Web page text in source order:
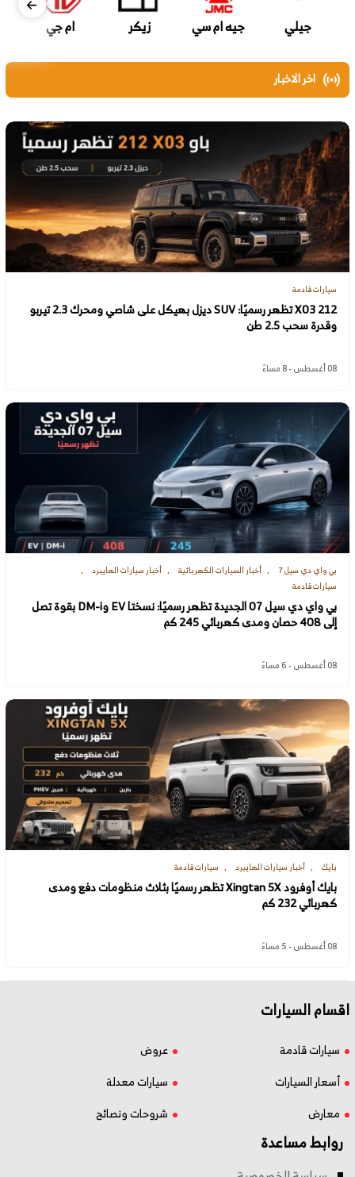
جيلي جيه ام سي زيكر ام جي
اخر الاخبار
سيارات قادمة
212 X03 تظهر رسميًا: SUV ديزل بهيكل على شاصي ومحرك 2.3 تيربو
وقدرة سحب 2.5 طن
08 أغسطس - 8 مساءً
بي واي دي سيل 7 أخبار السيارات الكهربائية
أخبار سيارات الهايبرد
سيارات قادمة
بي واي دي سيل 07 الجديدة تظهر رسميًا: نسختا EV وDM-i بقوة تصل
إلى 408 حصان ومدى كهربائي 245 كم
08 أغسطس - 6 مساءً
بايك أخبار سيارات الهايبرد سيارات قادمة
بايك أوفرود Xingtan 5X تظهر رسميًا بثلاث منظومات دفع ومدى
كهربائي 232 كم
08 أغسطس - 5 مساءً
اقسام السيارات
سيارات قادمة
عروض
أسعار السيارات
سيارات معدلة
معارض
شروحات ونصائح
روابط مساعدة